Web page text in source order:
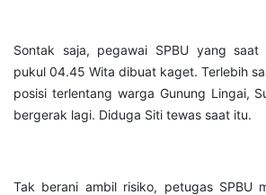
Sontak saja, pegawai SPBU yang
pukul 04.45 Wita dibuat kaget. Terlebih
posisi terlentang warga Gunung Lingai,
bergerak lagi. Diduga Siti tewas saat itu.
Tak berani ambil risiko, petugas SPBU